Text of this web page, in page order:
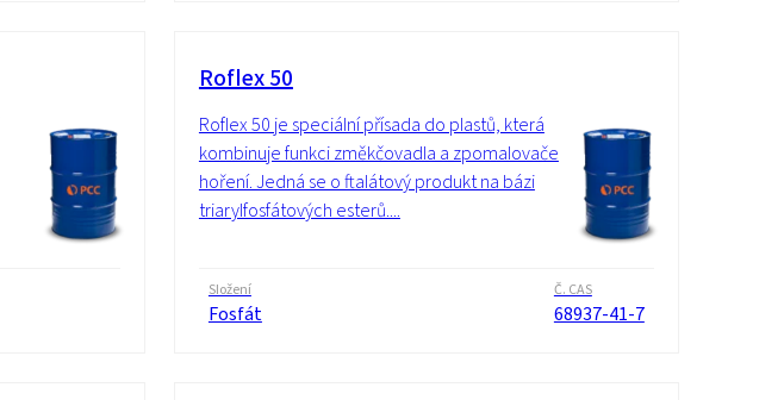
Roflex 50
Roflex 50 je speciální přísada do plastů, která
kombinuje funkci změkčovadla a zpomalovače
hoření. Jedná se o ftalátový produkt na bázi
triarylfosfátových esterů....
Složení
Fosfát
Č. CAS
68937-41-7